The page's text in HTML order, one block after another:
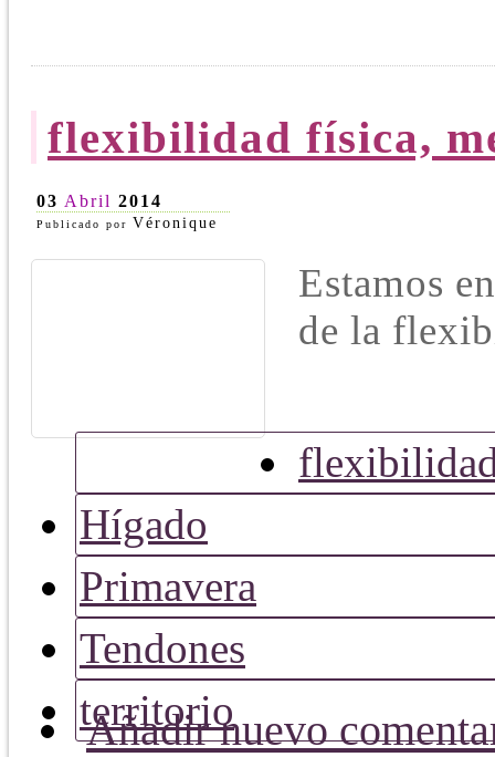
flexibilidad física,
03 Abril 2014
Publicado por Véronique
Estamos
de la
Hígado
Primavera
Tendones
territorio
Añadir nuevo